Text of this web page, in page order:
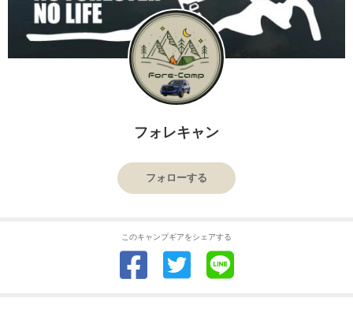
フォレキャン
フォローする
このキャンプギアをシェアする